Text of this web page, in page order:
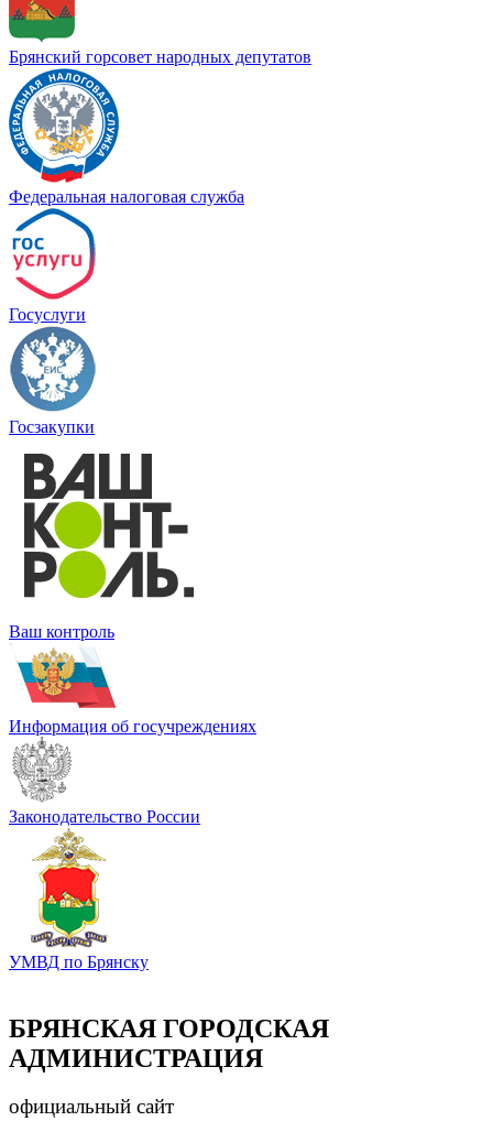
Брянский горсовет народных депутатов
Федеральная налоговая служба
Госуслуги
Госзакупки
Ваш контроль
Информация об госучреждениях
Законодательство России
УМВД по Брянску
БРЯНСКАЯ ГОРОДСКАЯ
АДМИНИСТРАЦИЯ
официальный сайт